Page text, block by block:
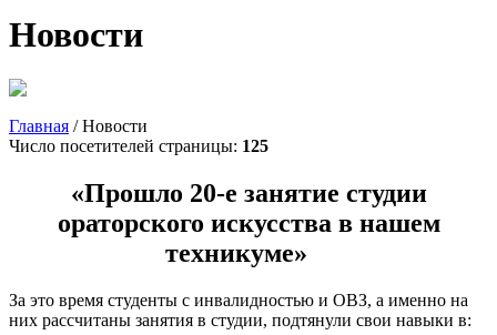
Новости
Главная /Новости
Число посетителей страницы: 125
«Прошло 20-е занятие студии
ораторского искусства в нашем
техникуме»
За это время студенты с инвалидностью и ОВЗ, а именно на
них рассчитаны занятия в студии, подтянули свои навыки в: